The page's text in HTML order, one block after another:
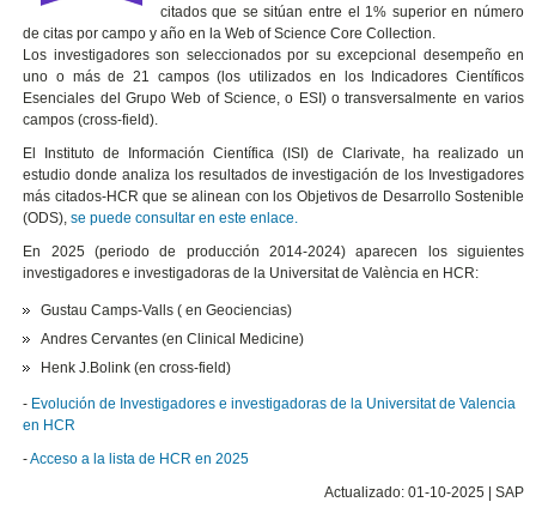
citados que se sitúan entre el 1% superior en número
de citas por campo y año en la Web of Science Core Collection.
Los investigadores son seleccionados por su excepcional desempeño en
uno o más de 21 campos (los utilizados en los Indicadores Científicos
Esenciales del Grupo Web of Science, o ESI) o transversalmente en varios
campos (cross-field).
El Instituto de Información Científica (ISI) de Clarivate, ha realizado un
estudio donde analiza los resultados de investigación de los Investigadores
más citados-HCR que se alinean con los Objetivos de Desarrollo Sostenible
(ODS),se puede consultar en este enlace.
En 2025 (periodo de producción 2014-2024) aparecen los siguientes
investigadores e investigadoras de la Universitat de València en HCR:
Gustau Camps-Valls ( enGeociencias)
Andres Cervantes (en Clinical Medicine)
Henk J.Bolink (en cross-field)
- Evolución de Investigadores e investigadoras de la Universitat de Valencia
en HCR
-Acceso a la lista de HCR en 2025
Actualizado: 01-10-2025 | SAP